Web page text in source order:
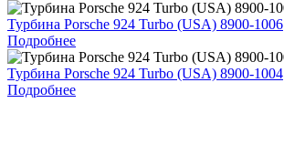
Турбина Porsche 924 Turbo (USA) 8900-1006
Подробнее
Турбина Porsche 924 Turbo (USA) 8900-1004
Подробнее